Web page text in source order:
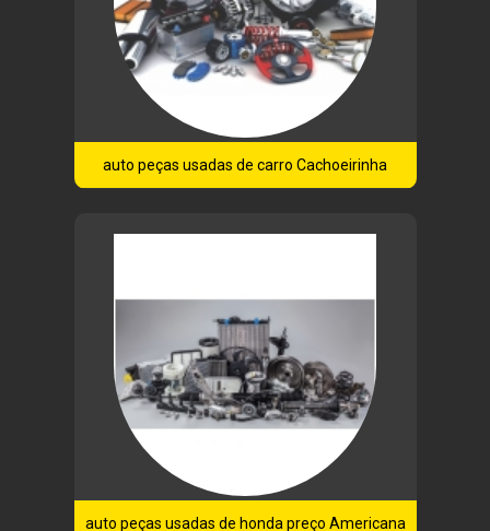
auto peças usadas de carro Cachoeirinha
auto peças usadas de honda preço Americana